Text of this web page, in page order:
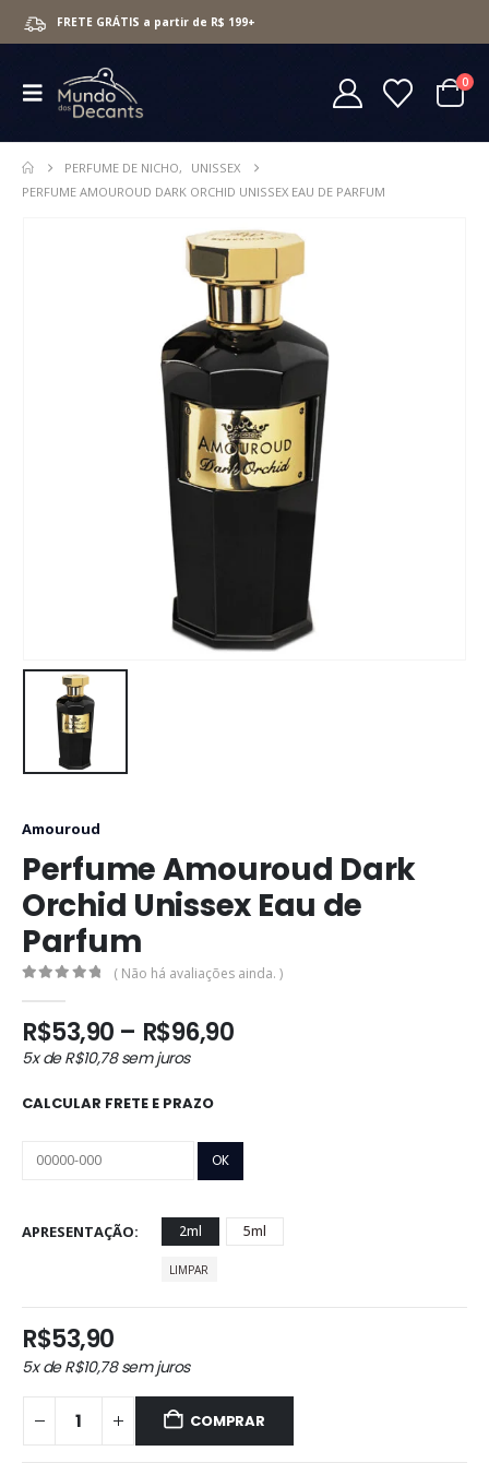
FRETE GRÁTIS a partir de R$ 199+
0
PERFUME DE NICHO,
UNISSEX
PERFUME AMOUROUD DARK ORCHID UNISSEX EAU DE PARFUM
Amouroud
Perfume Amouroud Dark
Orchid Unissex Eau de
Parfum
( Não há avaliações ainda. )
R$53,90 – R$96,90Faixa
R$96,90
5x deR$10,78sem juros
CALCULAR FRETE E PRAZO
APRESENTAÇÃO 2ml 5ml
LIMPAR
R$53,90
5x deR$10,78sem juros
COMPRAR